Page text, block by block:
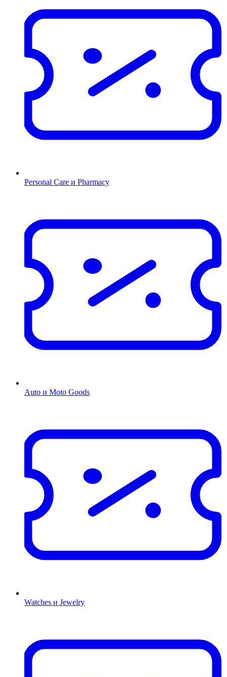
Personal Care и Pharmacy
Auto и Moto Goods
Watches и Jewelry